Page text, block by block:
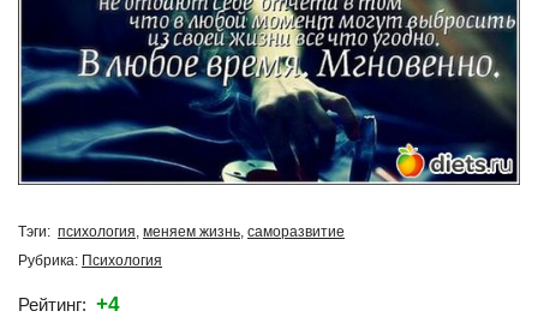
Тэги: психология, меняем жизнь, саморазвитие
Рубрика: Психология
Рейтинг: +4